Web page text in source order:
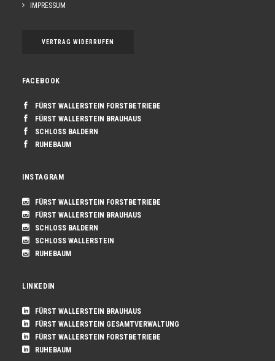
IMPRESSUM
VERTRAG WIDERRUFEN
FACEBOOK
FÜRST WALLERSTEIN FORSTBETRIEBE
FÜRST WALLERSTEIN BRAUHAUS
SCHLOSS BALDERN
RUHEBAUM
INSTAGRAM
FÜRST WALLERSTEIN FORSTBETRIEBE
FÜRST WALLERSTEIN BRAUHAUS
SCHLOSS BALDERN
SCHLOSS WALLERSTEIN
RUHEBAUM
LINKEDIN
FÜRST WALLERSTEIN BRAUHAUS
FÜRST WALLERSTEIN GESAMTVERWALTUNG
FÜRST WALLERSTEIN FORSTBETRIEBE
RUHEBAUM